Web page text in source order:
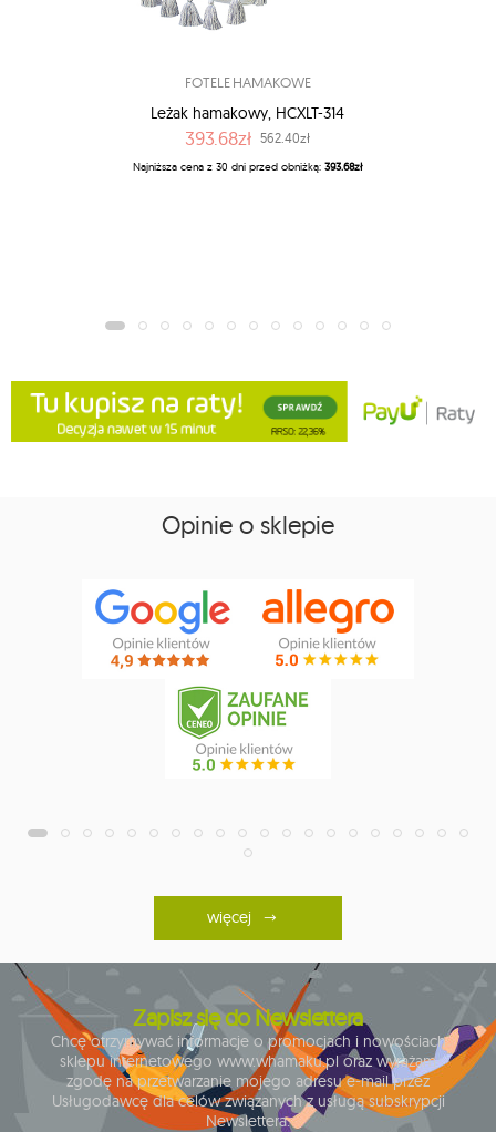
FOTELE HAMAKOWE
Leżak hamakowy, HCXLT-314
393.68zł 562.40zł
Najniższa cena z 30 dni przed obniżką: 393.68zł
Opinie o sklepie
więcej
Zapisz się do Newslettera
Chcę otrzymywać informacje o promocjach i nowościach
sklepu internetowego www.whamaku.pl oraz wyrażam
zgodę na przetwarzanie mojego adresu e-mail przez
Usługodawcę dla celów związanych z usługą subskrypcji
Newslettera.